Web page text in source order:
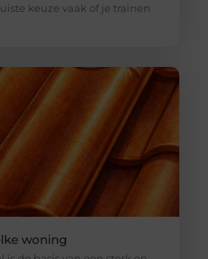
keuze vaak of je trainen
woning